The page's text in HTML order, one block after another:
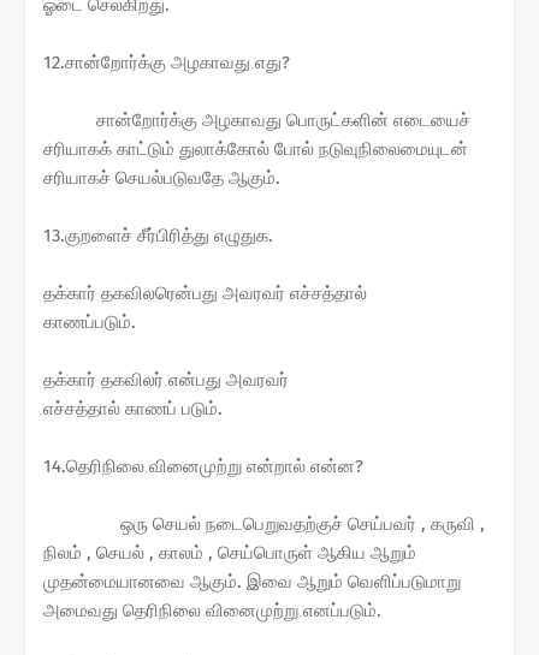
ஓடை செல்கிறது.
12.சான்றோர்க்கு அழகாவது எது?
சான்றோர்க்கு அழகாவது பொருட்களின் எடையைச்
சரியாகக் காட்டும் துலாக்கோல் போல் நடுவுநிலைமையுடன்
சரியாகச் செயல்படுவதே ஆகும்.
13.குறளைச் சீர்பிரித்து எழுதுக.
தக்கார் தகவிலரென்பது அவரவர் எச்சத்தால்
காணப்படும்.
தக்கார் தகவிலர் என்பது அவரவர்
எச்சத்தால் காணப் படும்.
14.தெரிநிலை வினைமுற்று என்றால் என்ன?
ஒரு செயல் நடைபெறுவதற்குச் செய்பவர் , கருவி ,
நிலம் , செயல் , காலம் , செய்பொருள் ஆகிய ஆறும்
முதன்மையானவை ஆகும். இவை ஆறும் வெளிப்படுமாறு
அமைவது தெரிநிலை வினைமுற்று எனப்படும்.